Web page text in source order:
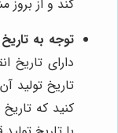
کند و از بروز
توجه به تاریخ
دارای تاریخ
تاریخ تولید
کنید که